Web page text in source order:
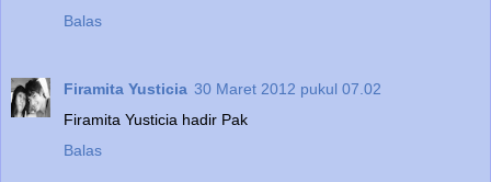
Balas
Firamita Yusticia 30 Maret 2012 pukul 07.02
Firamita Yusticia hadir Pak
Balas